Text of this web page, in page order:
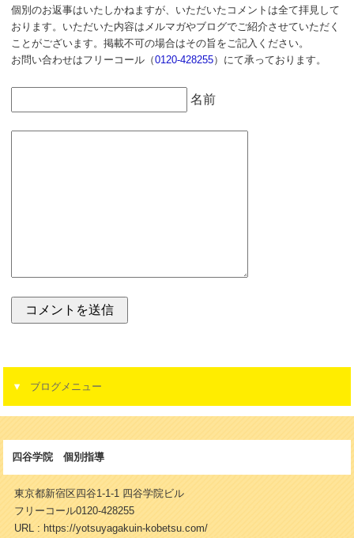
個別のお返事はいたしかねますが、いただいたコメントは全て拝見して
おります。いただいた内容はメルマガやブログでご紹介させていただく
ことがございます。掲載不可の場合はその旨をご記入ください。
お問い合わせはフリーコール（0120-428255）にて承っております。
名前
ブログメニュー
四谷学院 個別指導
東京都新宿区四谷1-1-1 四谷学院ビル
フリーコール0120-428255
URL : https://yotsuyagakuin-kobetsu.com/